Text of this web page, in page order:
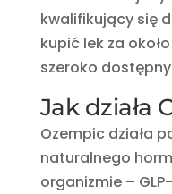
kwalifikujący się
kupić lek za około
szeroko
Jak działa
Ozempic działa
naturalnego
organizmie –